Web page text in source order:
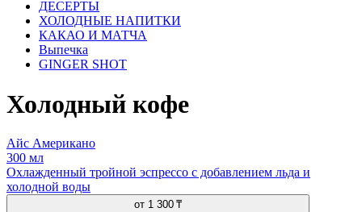
ДЕСЕРТЫ
ХОЛОДНЫЕ НАПИТКИ
КАКАО И МАТЧА
Выпечка
GINGER SHOT
Холодный кофе
Айс Американо
300 мл
Охлажденный тройной эспрессо с добавлением льда и
холодной воды
от 1 300 ₸